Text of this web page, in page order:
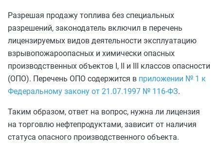
Разрешая продажу топлива без специальных
разрешений, законодатель включил в перечень
лицензируемых видов деятельности эксплуатацию
взрывопожароопасных и химически опасных
производственных объектов I, II и III классов опасности
(ОПО). Перечень ОПО содержится в приложении № 1 к
Федеральному закону от 21.07.1997 № 116-ФЗ.
Таким образом, ответ на вопрос, нужна ли лицензия
на торговлю нефтепродуктами, зависит от наличия
статуса опасного производственного объекта.